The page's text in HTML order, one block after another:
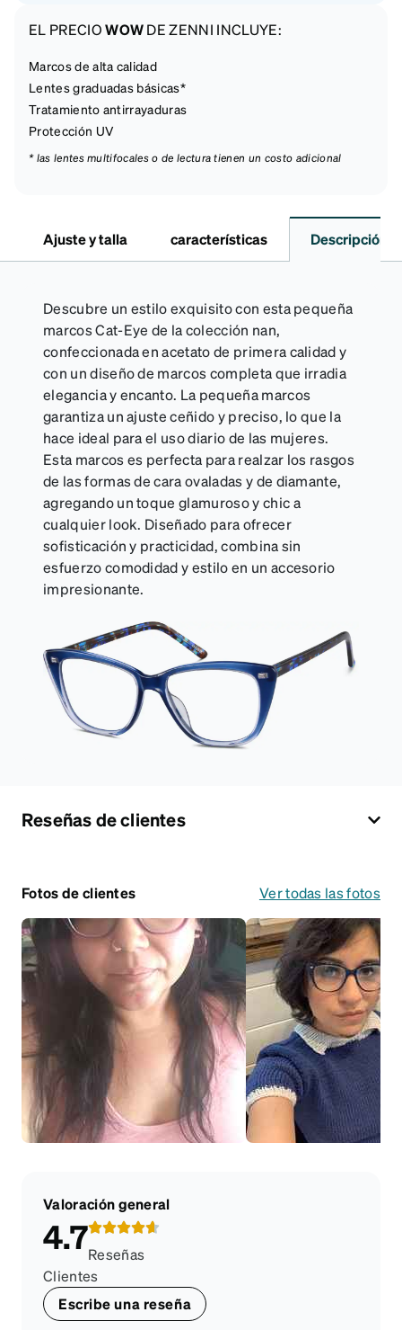
EL PRECIOWOWDE ZENNI INCLUYE:
Marcos de alta calidad
Lentes graduadas básicas*
Tratamiento antirrayaduras
Protección UV
* las lentes multifocales o de lectura tienen un costo adicional
Ajuste y talla características Descripción
Descubre un estilo exquisito con esta pequeña
marcos Cat-Eye de la colección nan,
confeccionada en acetato de primera calidad y
con un diseño de marcos completa que irradia
elegancia y encanto. La pequeña marcos
garantiza un ajuste ceñido y preciso, lo que la
hace ideal para el uso diario de las mujeres.
Esta marcos es perfecta para realzar los rasgos
de las formas de cara ovaladas y de diamante,
agregando un toque glamuroso y chic a
cualquier look. Diseñado para ofrecer
sofisticación y practicidad, combina sin
esfuerzo comodidad y estilo en un accesorio
impresionante.
Reseñas de clientes
Fotos de clientes Ver todas las fotos
Valoración general
4.7Reseñas
Clientes
Escribe una reseña